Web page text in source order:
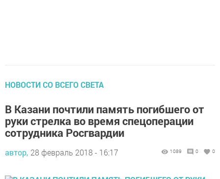
НОВОСТИ СО ВСЕГО СВЕТА
В Казани почтили память погибшего от
руки стрелка во время спецоперации
сотрудника Росгвардии
автор, 28 февраль 2018 - 16:17 1089 0 0